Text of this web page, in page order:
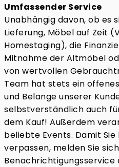
Umfassender Service
Unabhängig davon, ob es
Lieferung, Möbel auf Zeit
Homestaging), die
Mitnahme der Altmöbel
von wertvollen
Team hat stets ein
und Belange unserer
selbstverständlich auch
dem Kauf! Außerdem
beliebte Events. Damit
verpassen, melden Sie
Benachrichtigungsservice